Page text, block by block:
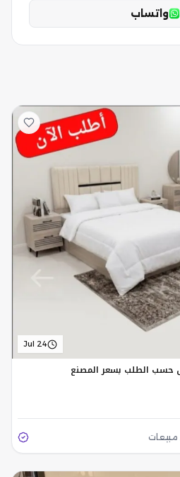
واتساب
Jul 24
حسب الطلب بسعر المصنع
مبيعات